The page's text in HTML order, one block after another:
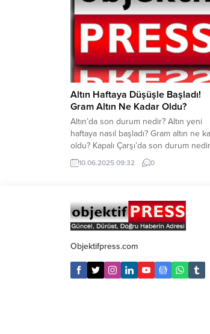
bugün saat 10.30 itibariyle 4.325
işlem görüyor. Ons altın ise 3.414
Kapalı Çarşı’da son...
Altın Haftaya Düşüşle Başladı!
Gram Altın Ne Kadar Oldu?
Altın’da son durum nedir? Altın yeni
haftaya nasıl başladı? Gram altın ne
oldu? Kapalı Çarşı’da son durum
Ons altın kaç Dolar? Altın haftaya
düşüşle başladı. Gram altın bugün saat
Çarşı’da son durum nedir? İşte
Altın...
10.06.2025 09:32 0
Objektifpress.com